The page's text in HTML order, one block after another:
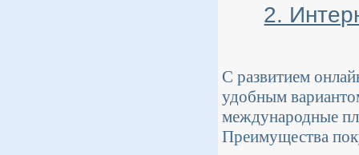
2.
С развитием
удобным
международные
Преимущества